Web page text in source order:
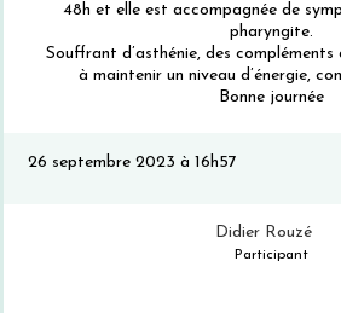
48h et elle est accompagnée de
pharyngite.
Souffrant d’asthénie, des compléments
à maintenir un niveau d’énergie,
Bonne journée
26 septembre 2023 à 16h57
Didier Rouzé
Participant